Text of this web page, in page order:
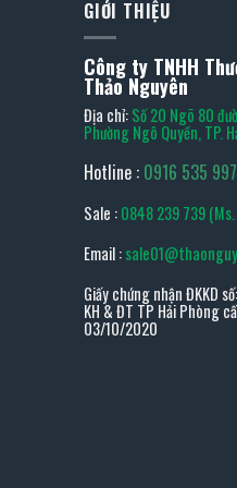
GIỚI THIỆU
Công ty TNHH
Thảo Nguyên
Địa chỉ:Số 20 Ngõ 80
Phường Ngô Quyền, TP.
Hotline : 0916 535
Sale :0848 239 739
Email :
Giấy chứng nhận ĐKKD số:
KH & ĐT TP Hải Phòng
03/10/2020